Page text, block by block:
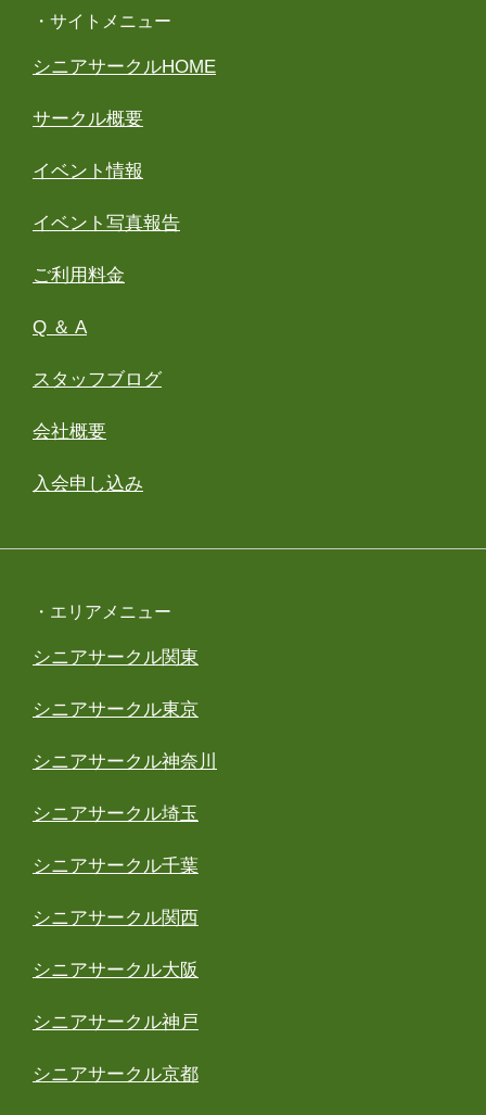
・サイトメニュー
シニアサークルHOME
サークル概要
イベント情報
イベント写真報告
ご利用料金
Q ＆ A
スタッフブログ
会社概要
入会申し込み
・エリアメニュー
シニアサークル関東
シニアサークル東京
シニアサークル神奈川
シニアサークル埼玉
シニアサークル千葉
シニアサークル関西
シニアサークル大阪
シニアサークル神戸
シニアサークル京都